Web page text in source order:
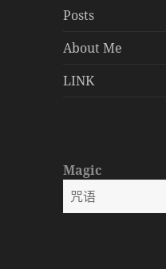
Posts
About Me
LINK
Magic